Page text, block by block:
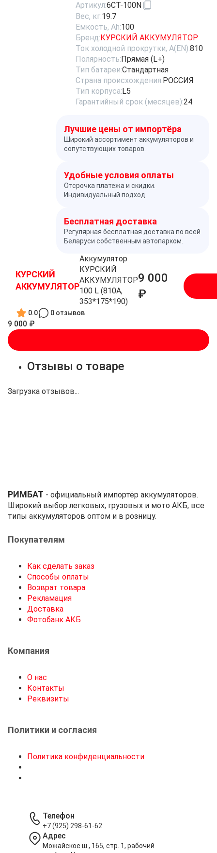
Артикул:6СТ-100N
Вес, кг:19.7
Емкость, Ah:100
Бренд:КУРСКИЙ АККУМУЛЯТОР
Ток холодной прокрутки, A(EN):810
Полярность:Прямая (L+)
Тип батареи:Стандартная
Страна происхождения:РОССИЯ
Тип корпуса:L5
Гарантийный срок (месяцев):24
Лучшие цены от импортёра
Широкий ассортимент аккумуляторов и
сопутствующих товаров.
Удобные условия оплаты
Отсрочка платежа и скидки.
Индивидуальный подход.
Бесплатная доставка
Регулярная бесплатная доставка по всей
Беларуси собственным автопарком.
КУРСКИЙ
АККУМУЛЯТОР
Аккумулятор
КУРСКИЙ
АККУМУЛЯТОР
100 L (810A,
353*175*190)
0.0 0 отзывов
9 000
₽
9 000 ₽
Отзывы о товаре
Загрузка отзывов...
РИМБАТ - официальный импортёр аккумуляторов.
Широкий выбор легковых, грузовых и мото АКБ, все
типы аккумуляторов оптом и в розницу.
Покупателям
Как сделать заказ
Способы оплаты
Возврат товара
Рекламация
Доставка
Фотобанк АКБ
Компания
О нас
Контакты
Реквизиты
Политики и согласия
Политика конфиденциальности
Телефон
+7 (925) 298-61-62
Адрес
Можайское ш., 165, стр. 1, рабочий